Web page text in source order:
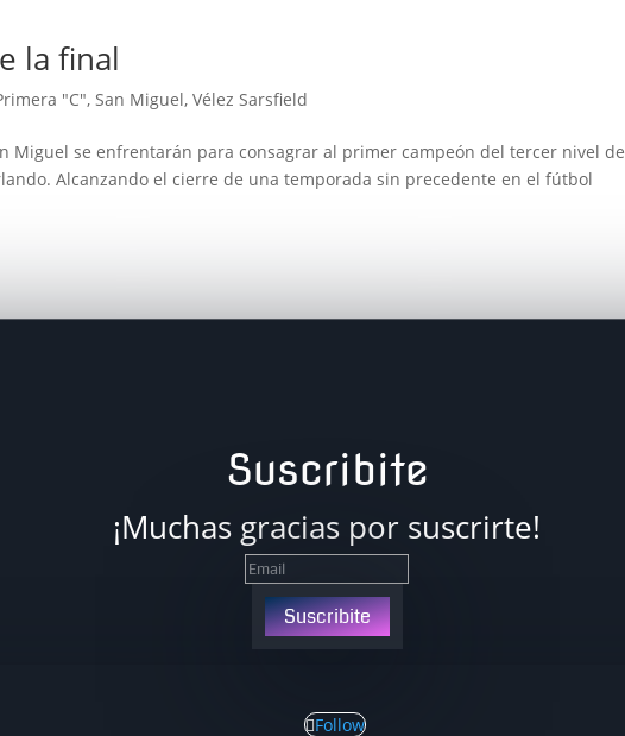
la final
"C",San Miguel,Vélez Sarsfield
Miguel se enfrentarán para consagrar al primer campeón del tercer nivel de
Alcanzando el cierre de una temporada sin precedente en el fútbol
Suscribite
¡Muchas gracias por suscrirte!
Suscribite
Follow